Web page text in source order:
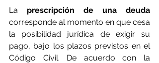
La
corresponde al momento en que cesa
la posibilidad jurídica de exigir su
pago, bajo los plazos previstos en el
Código Civil. De acuerdo con la